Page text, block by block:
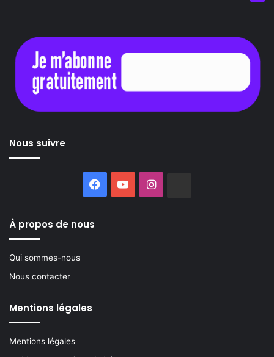
Nous suivre
Facebook
YouTubeInstagram
À propos de nous
Qui sommes-nous
Nous contacter
Mentions légales
Mentions légales